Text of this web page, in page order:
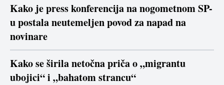
Kako je press konferencija na nogometnom SP-
u postala neutemeljen povod za napad na
novinare
Kako se širila netočna priča o „migrantu
ubojici“ i „bahatom strancu“